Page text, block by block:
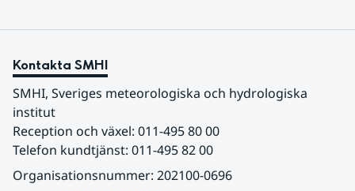
Kontakta SMHI
SMHI, Sveriges meteorologiska och hydrologiska
institut
Reception och växel: 011-495 80 00
Telefon kundtjänst: 011-495 82 00
Organisationsnummer: 202100-0696